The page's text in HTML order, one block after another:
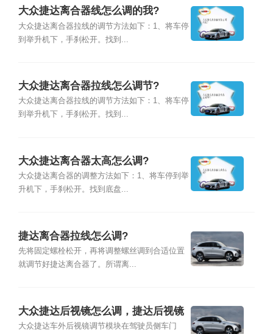
大众捷达离合器线怎么调的我?
大众捷达离合器拉线的调节方法如下：1、将车停
到举升机下，手刹松开。找到...
大众捷达离合器拉线怎么调节?
大众捷达离合器拉线的调节方法如下：1、将车停
到举升机下，手刹松开。找到...
大众捷达离合器太高怎么调?
大众捷达离合器的调整方法如下：1、将车停到举
升机下，手刹松开。找到底盘...
捷达离合器拉线怎么调?
先将固定螺栓松开，再将调整螺丝调到合适位置
就调节好捷达离合器了。所谓离...
大众捷达后视镜怎么调，捷达后视镜
加热怎么用
大众捷达车外后视镜调节模块在驾驶员侧车门